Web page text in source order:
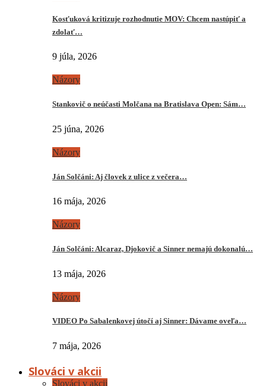
Kosťuková kritizuje rozhodnutie MOV: Chcem nastúpiť a
zdolať…
9 júla, 2026
Názory
Stankovič o neúčasti Molčana na Bratislava Open: Sám…
25 júna, 2026
Názory
Ján Solčáni: Aj človek z ulice z večera…
16 mája, 2026
Názory
Ján Solčáni: Alcaraz, Djokovič a Sinner nemajú dokonalú…
13 mája, 2026
Názory
VIDEO Po Sabalenkovej útočí aj Sinner: Dávame oveľa…
7 mája, 2026
Slováci v akcii
Slováci v akcii